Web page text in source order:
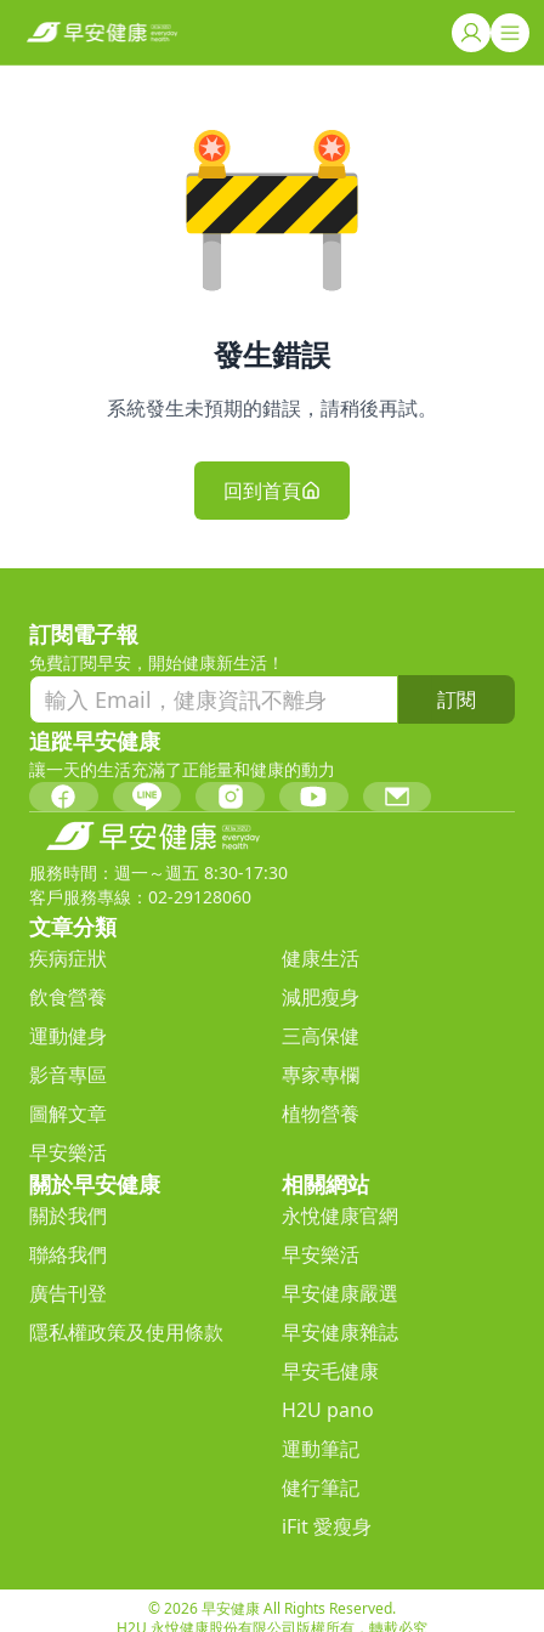
發生錯誤
系統發生未預期的錯誤，請稍後再試。
回到首頁
訂閱電子報
免費訂閱早安，開始健康新生活！
訂閱
追蹤早安健康
讓一天的生活充滿了正能量和健康的動力
服務時間：週一～週五 8:30-17:30
客戶服務專線：02-29128060
文章分類
疾病症狀
健康生活
飲食營養
減肥瘦身
運動健身
三高保健
影音專區
專家專欄
圖解文章
植物營養
早安樂活
關於早安健康
關於我們
聯絡我們
廣告刊登
隱私權政策及使用條款
相關網站
永悅健康官網
早安樂活
早安健康嚴選
早安健康雜誌
早安毛健康
H2U pano
運動筆記
健行筆記
iFit 愛瘦身
© 2026 早安健康 All Rights Reserved.
H2U 永悅健康股份有限公司版權所有，轉載必究